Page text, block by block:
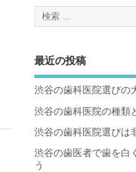
最近の投稿
渋谷の歯科医院選びの
渋谷の歯科医院の種類
渋谷の歯科医院選びは
渋谷の歯医者で歯を白
う